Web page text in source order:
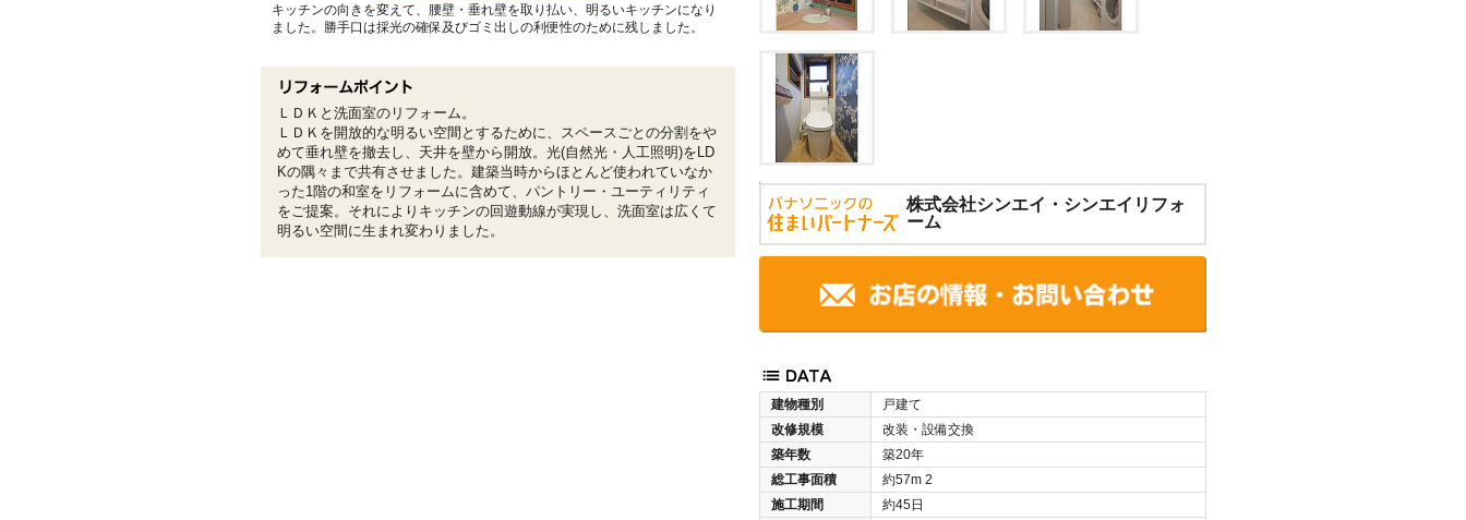
株式会社シンエイ・シンエイリフォ
ーム
建物種別
戸建て
改修規模
改装・設備交換
築年数
築20年
総工事面積
約57m 2
施工期間
約45日
キッチンの向きを変えて、腰壁・垂れ壁を取り払い、明るいキッチンになり
ました。勝手口は採光の確保及びゴミ出しの利便性のために残しました。
ＬＤＫと洗面室のリフォーム。
ＬＤＫを開放的な明るい空間とするために、スペースごとの分割をや
めて垂れ壁を撤去し、天井を壁から開放。光(自然光・人工照明)をLD
Kの隅々まで共有させました。建築当時からほとんど使われていなか
った1階の和室をリフォームに含めて、パントリー・ユーティリティ
をご提案。それによりキッチンの回遊動線が実現し、洗面室は広くて
明るい空間に生まれ変わりました。